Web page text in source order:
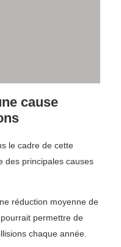
cause
le cadre de cette
des principales causes
réduction moyenne de
permettre de
chaque année.